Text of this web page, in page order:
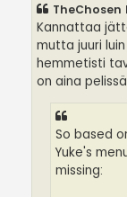
TheChosen
Kannattaa
mutta juuri
hemmetisti
on aina
So based
Yuke's
missing: